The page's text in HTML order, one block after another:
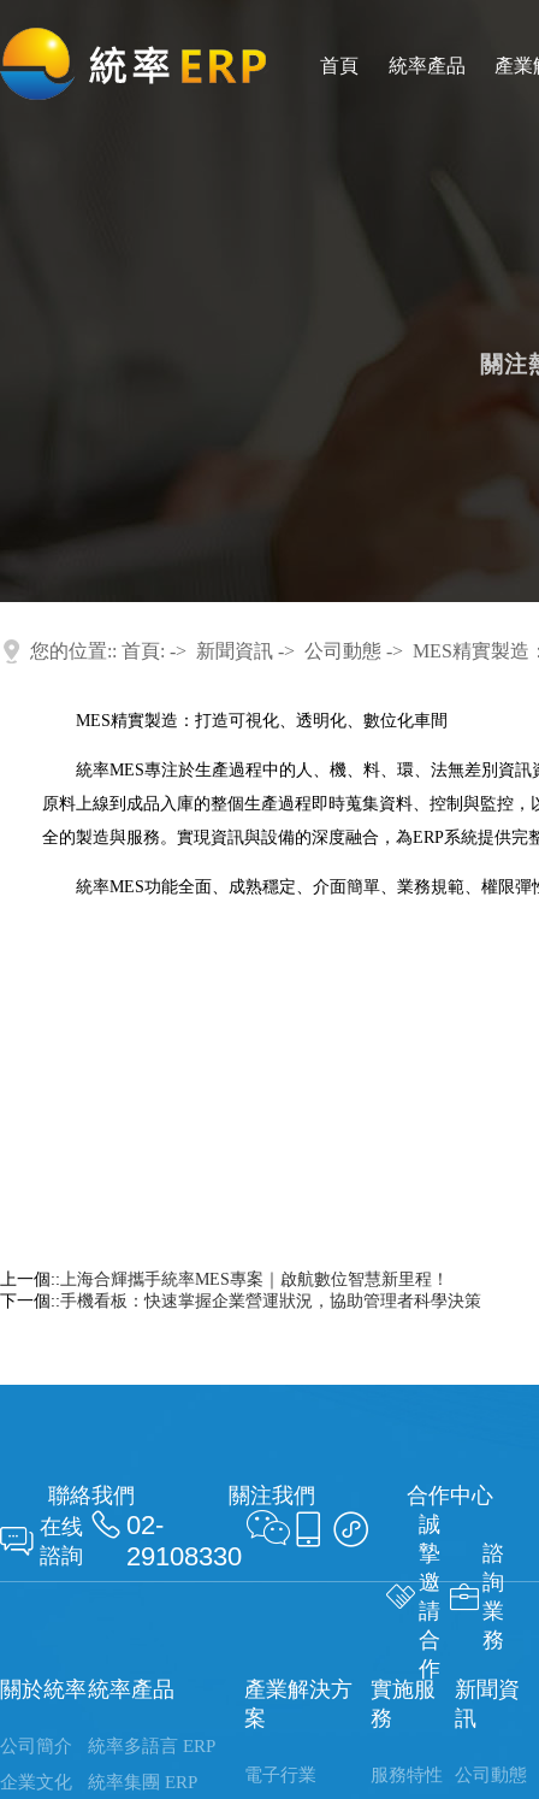
首頁 統率產品 產業
關注
您的位置:: 首頁: -> 新聞資訊 -> 公司動態 -> MES精實製造
MES精實製造：打造可視化、透明化、數位化車間
統率MES專注於生產過程中的人、機、料、環、法無差別資
原料上線到成品入庫的整個生產過程即時蒐集資料、控制與監控
全的製造與服務。實現資訊與設備的深度融合，為ERP系統提供完
統率MES功能全面、成熟穩定、介面簡單、業務規範、權限
上一個:: 上海合輝攜手統率MES專案｜啟航數位智慧新里程！
下一個::手機看板：快速掌握企業營運狀況，協助管理者科學決策
聯絡我們
 在线
諮詢
 02-
29108330
關注我們
  
合作中心

誠
摯
邀
請
合
作

諮
詢
業
務
關於統率
公司簡介
企業文化
統率產品
統率多語言 ERP
統率集團 ERP
產業解決方
案
電子行業
實施服
務
服務特性
新聞資
訊
公司動態